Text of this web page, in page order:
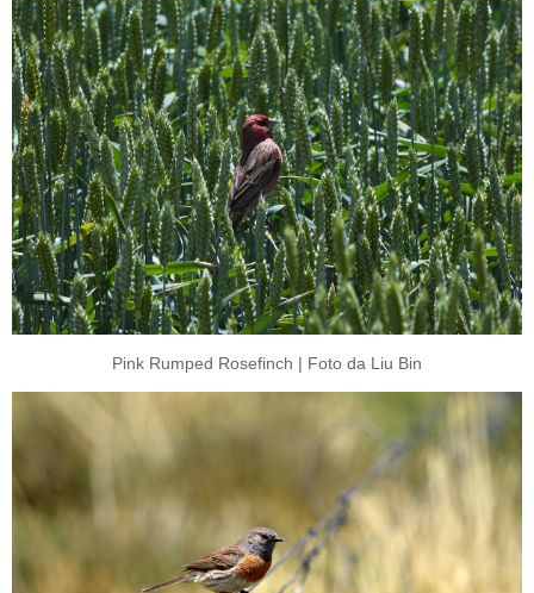
Pink Rumped Rosefinch | Foto da Liu Bin